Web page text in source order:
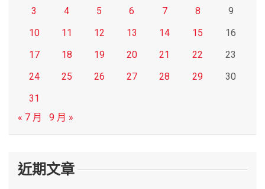
3
4 5 6 7 8
9
10
11 12 13 14 15
16
17
18 19 20 21 22
23
24
25 26 27 28 29
30
31
« 7 月
9 月 »
近期文章